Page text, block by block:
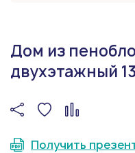
Дом из
двухэтажный
Получить